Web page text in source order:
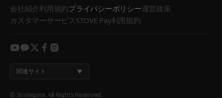
会社紹介利用規約プライバシーポリシー運営政策
カスタマーサービスSTOVE Pay利用規約
youtube
kakao
twitter
facebook
instagram
関連サイト
© Smilegate. All Rights Reserved.